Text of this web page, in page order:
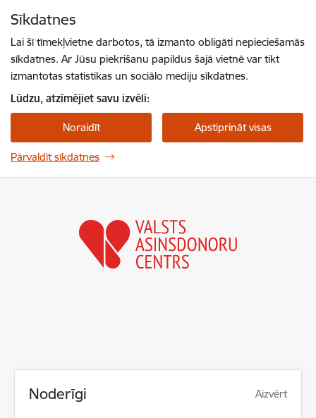
Sīkdatnes
Lai šī tīmekļvietne darbotos, tā izmanto obligāti nepieciešamās
sīkdatnes. Ar Jūsu piekrišanu papildus šajā vietnē var tikt
izmantotas statistikas un sociālo mediju sīkdatnes.
Lūdzu, atzīmējiet savu izvēli:
Noraidīt Apstiprināt visas
Pārvaldīt sīkdatnes
Noderīgi Aizvērt